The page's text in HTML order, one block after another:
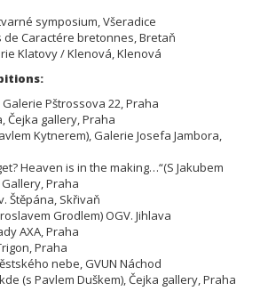
symposium, Všeradice
de Caractére bretonnes, Bretaň
Klatovy / Klenová, Klenová
Pštrossova 22, Praha
Čejka gallery, Praha
Kytnerem), Galerie Josefa Jambora,
Heaven is in the making…“(S Jakubem
Praha
Štěpána, Skřivaň
Grodlem) OGV. Jihlava
AXA, Praha
Praha
nebe, GVUN Náchod
(s Pavlem Duškem), Čejka gallery, Praha